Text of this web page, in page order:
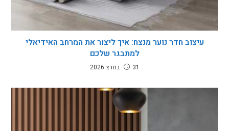
עיצוב חדר נוער מנצח: איך ליצור את המרחב האידיאלי
למתבגר שלכם
31 במרץ 2026